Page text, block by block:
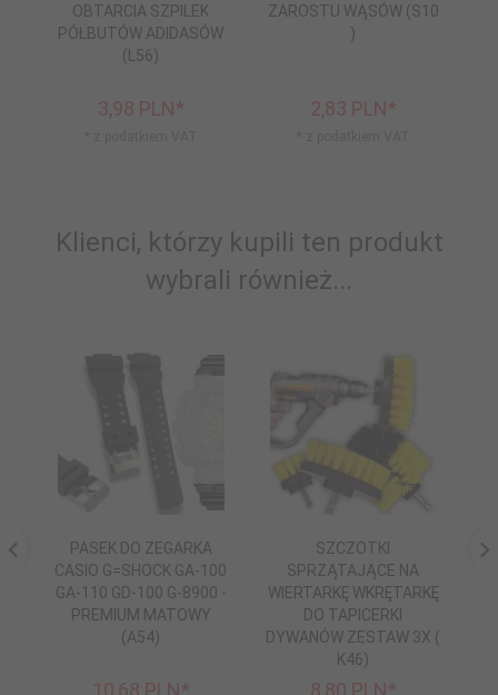
OBTARCIA SZPILEK
PÓŁBUTÓW ADIDASÓW
(L56)
3,98 PLN*
ZAROSTU WĄSÓW (S10
)
2,83 PLN*
Klienci, którzy kupili ten produkt
wybrali również...
PASEK DO ZEGARKA
CASIO G=SHOCK GA-100
GA-110 GD-100 G-8900 -
PREMIUM MATOWY
(A54)
SZCZOTKI
SPRZĄTAJĄCE NA
WIERTARKĘ WKRĘTARKĘ
DO TAPICERKI
DYWANÓW ZESTAW 3X (
K46)